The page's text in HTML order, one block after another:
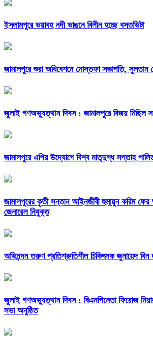
ইসলামপুরে ভয়াবহ নদী ভাঙনে বিলীন হচ্ছে বসতভিটা
জামালপুরে শুরা অধিবেশনে মোস্তফা সভাপতি, সুলতান
জুলাই গণঅভ্যুত্থান দিবস : জামালপুরে বিজয় মিছিল
জামালপুরে এপির উদ্যোগে বিশ্ব মাতৃদুগ্ধ সপ্তাহ
জামালপুরের কৃতী সন্তান আইনজীবী হুমায়ুন করিম ফের
জেনারেল নিযুক্ত
অভিনন্দন তরুণ প্রতিশ্রুতিশীল চিকিৎসক জুনায়েদ বিন
জুলাই গণঅভ্যুত্থান দিবস : বিএনপিনেতা ফিরোজ
সভা অনুষ্ঠিত